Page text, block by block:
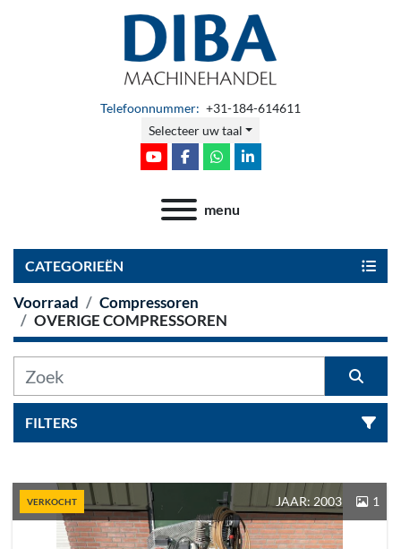
Telefoonnummer: +31-184-614611
Selecteer uw taal
youtubefacebookwhatsapplinkedin
menu
CATEGORIEËN
Voorraad
Compressoren
OVERIGE COMPRESSOREN
FILTERS
VERKOCHT JAAR: 2003 1